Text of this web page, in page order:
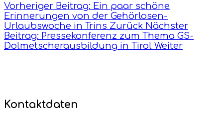
Vorheriger Beitrag: Ein paar schöne
Erinnerungen von der Gehörlosen-
Urlaubswoche in Trins Zurück Nächster
Beitrag: Pressekonferenz zum Thema GS-
Dolmetscherausbildung in Tirol Weiter
Kontaktdaten